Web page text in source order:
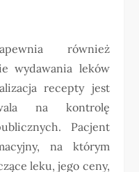
również
wydawania leków
recepty jest
na kontrolę
Pacjent
na którym
leku, jego ceny,